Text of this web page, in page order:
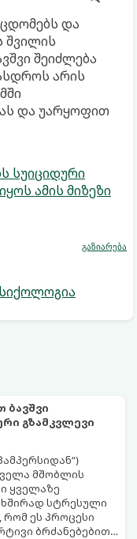
და
შვილის
შეიძლება
არის
და უარყოფით
სუიციდური
ამის მიზეზი
გაზიარება
ბავშვი
გზამკვლევი
მშობლის
ყველაზე
სტრესული
რომ ეს პროცესი
ბრძანებებით